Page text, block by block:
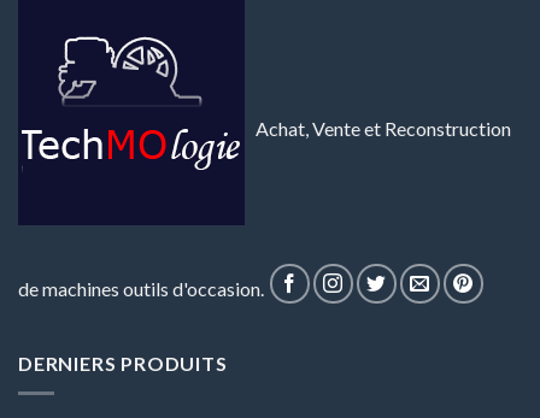
Achat, Vente et Reconstruction
de machines outils d'occasion.
DERNIERS PRODUITS